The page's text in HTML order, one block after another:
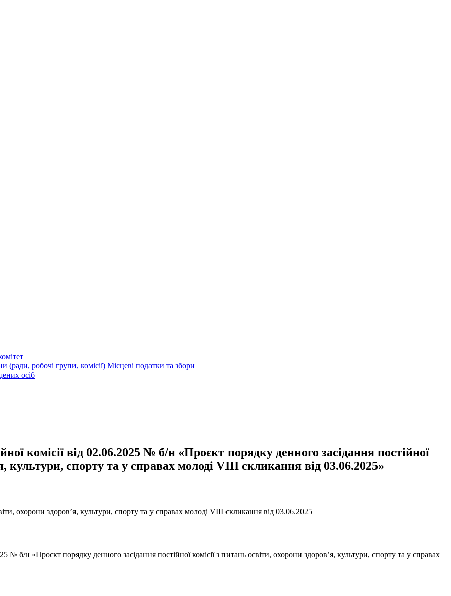
(ради, робочі групи, комісії) Місцеві податки та збори
осіб
комісії від 02.06.2025 № б/н «Проєкт порядку денного засідання постійної
культури, спорту та у справах молоді VIІI скликання від 03.06.2025»
охорони здоров’я, культури, спорту та у справах молоді VIІI скликання від 03.06.2025
№ б/н «Проєкт порядку денного засідання постійної комісії з питань освіти, охорони здоров’я, культури, спорту та у справах